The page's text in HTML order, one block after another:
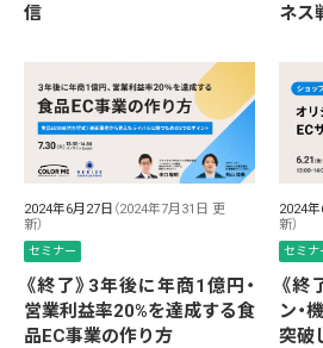
信
ネス
2024年6月27日 （2024年7月31日 更
新）
セミナー
《終了》3年後に年商1億円・
営業利益率20%を達成する食
品EC事業の作り方
2024
新）
セミナ
《終
ン・
突破